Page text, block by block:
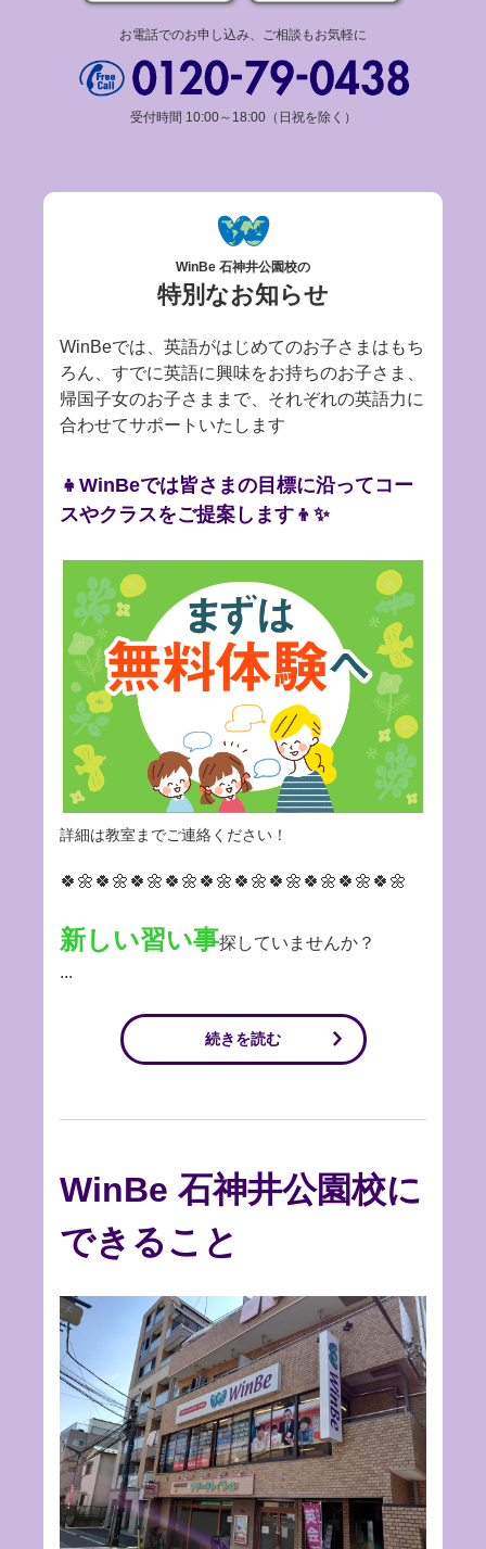
お電話でのお申し込み、ご相談もお気軽に
受付時間 10:00～18:00（日祝を除く）
WinBe 石神井公園校の
特別なお知らせ
WinBeでは、英語がはじめてのお子さまはもち
ろん、すでに英語に興味をお持ちのお子さま、
帰国子女のお子さままで、それぞれの英語力に
合わせてサポートいたします
👧WinBeでは皆さまの目標に沿ってコー
スやクラスをご提案します👦✨
詳細は教室までご連絡ください！
🍀🌼🍀🌼🍀🌼🍀🌼🍀🌼🍀🌼🍀🌼🍀🌼🍀🌼🍀🌼
新しい習い事探していませんか？
...
続きを読む
WinBe 石神井公園校に
できること